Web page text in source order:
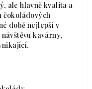
ale hlavně kvalita a
čokoládových
době nejlepší v
kavárny,
z 5 hvězdiček.